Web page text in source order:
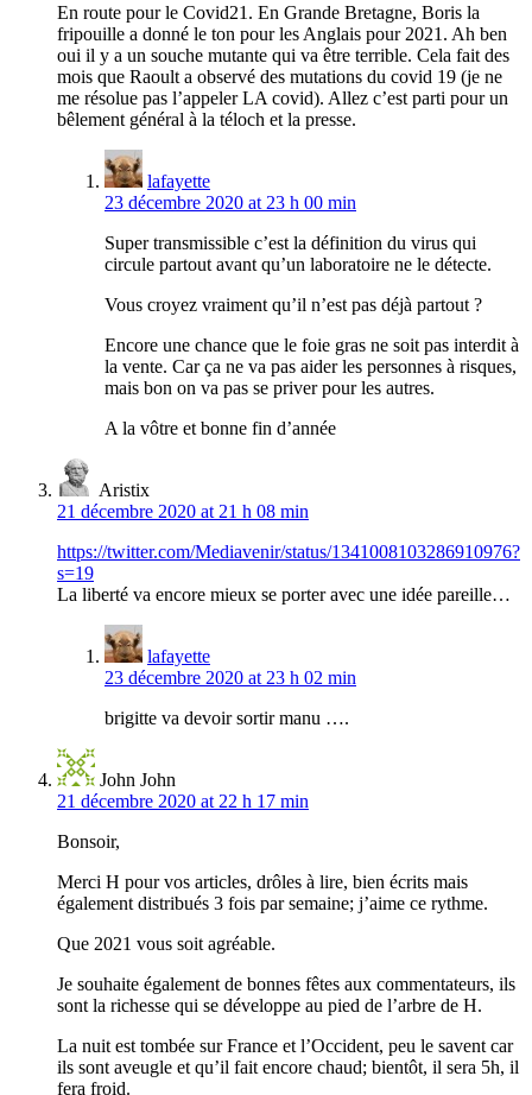
En route pour le Covid21. En Grande Bretagne, Boris la
fripouille a donné le ton pour les Anglais pour 2021. Ah ben
oui il y a un souche mutante qui va être terrible. Cela fait des
mois que Raoult a observé des mutations du covid 19 (je ne
me résolue pas l’appeler LA covid). Allez c’est parti pour un
bêlement général à la téloch et la presse.
lafayette
23 décembre 2020 at 23 h 00 min
Super transmissible c’est la définition du virus qui
circule partout avant qu’un laboratoire ne le détecte.
Vous croyez vraiment qu’il n’est pas déjà partout ?
Encore une chance que le foie gras ne soit pas interdit à
la vente. Car ça ne va pas aider les personnes à risques,
mais bon on va pas se priver pour les autres.
A la vôtre et bonne fin d’année
Aristix
21 décembre 2020 at 21 h 08 min
https://twitter.com/Mediavenir/status/1341008103286910976?
s=19
La liberté va encore mieux se porter avec une idée pareille…
lafayette
23 décembre 2020 at 23 h 02 min
brigitte va devoir sortir manu ….
John John
21 décembre 2020 at 22 h 17 min
Bonsoir,
Merci H pour vos articles, drôles à lire, bien écrits mais
également distribués 3 fois par semaine; j’aime ce rythme.
Que 2021 vous soit agréable.
Je souhaite également de bonnes fêtes aux commentateurs, ils
sont la richesse qui se développe au pied de l’arbre de H.
La nuit est tombée sur France et l’Occident, peu le savent car
ils sont aveugle et qu’il fait encore chaud; bientôt, il sera 5h, il
fera froid.